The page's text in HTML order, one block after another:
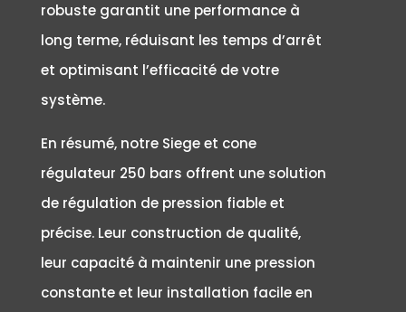
robuste garantit une performance à
long terme, réduisant les temps d’arrêt
et optimisant l’efficacité de votre
système.
En résumé, notre Siege et cone
régulateur 250 bars offrent une solution
de régulation de pression fiable et
précise. Leur construction de qualité,
leur capacité à maintenir une pression
constante et leur installation facile en